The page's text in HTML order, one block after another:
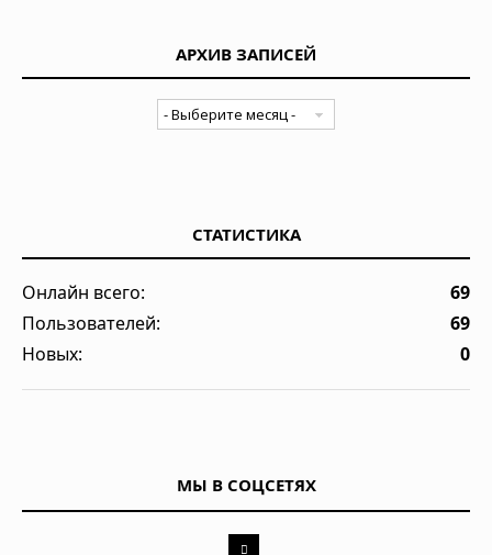
АРХИВ ЗАПИСЕЙ
СТАТИСТИКА
Онлайн всего:
69
Пользователей:
69
Новых:
0
МЫ В СОЦСЕТЯХ